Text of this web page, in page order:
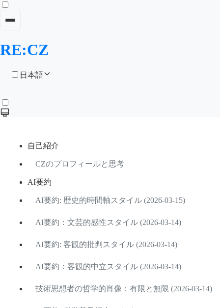
RE:CZ
日本語
自己紹介
CZのプロフィールと思考
AI要約
AI要約: 歴史的時間軸スタイル (2026-03-15)
AI要約：文芸的感性スタイル (2026-03-14)
AI要約: 客観的批判スタイル (2026-03-14)
AI要約：客観的中立スタイル (2026-03-14)
技術思想者の哲学的肖像：有限と無限 (2026-03-14)